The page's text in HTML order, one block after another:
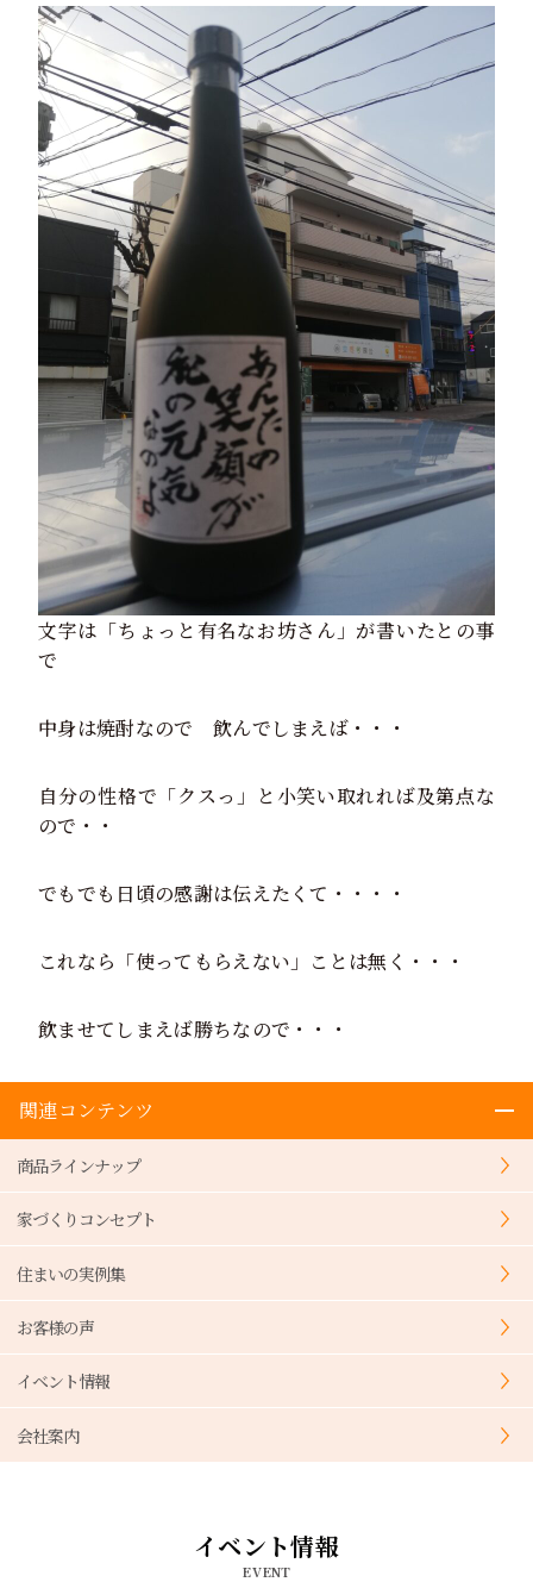
文字は「ちょっと有名なお坊さん」が書いたとの事
で
中身は焼酎なので 飲んでしまえば・・・
自分の性格で「クスっ」と小笑い取れれば及第点な
ので・・
でもでも日頃の感謝は伝えたくて・・・・
これなら「使ってもらえない」ことは無く・・・
飲ませてしまえば勝ちなので・・・
関連コンテンツ
商品ラインナップ
家づくりコンセプト
住まいの実例集
お客様の声
イベント情報
会社案内
イベント情報
EVENT